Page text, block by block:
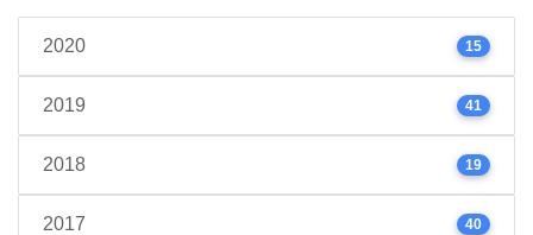
2020 15
2019 41
2018 19
2017 40